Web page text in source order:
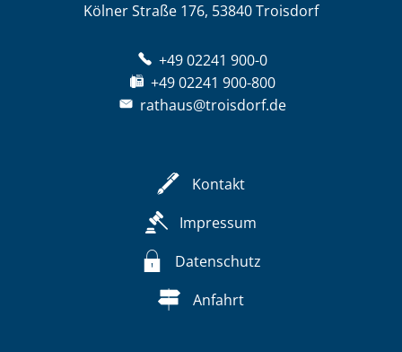
Kölner Straße 176, 53840 Troisdorf
+49 02241 900-0
+49 02241 900-800
rathaus@troisdorf.de
Kontakt
Impressum
Datenschutz
Anfahrt